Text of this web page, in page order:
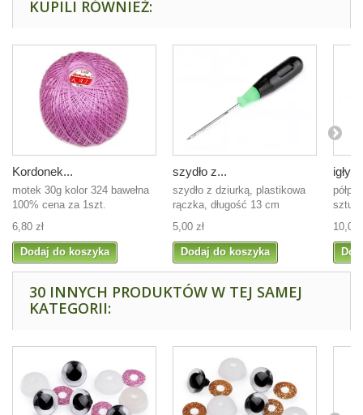
KUPILI RÓWNIEŻ:
Kordonek...
motek 30g kolor 324 bawełna
100% cena za 1szt.
6,80 zł
Dodaj do koszyka
szydło z...
szydło z dziurką, plastikowa
rączka, długość 13 cm
5,00 zł
Dodaj do koszyka
igły...
sztuk
10,00
30 INNYCH PRODUKTÓW W TEJ SAMEJ
KATEGORII: